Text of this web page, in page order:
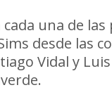
una de
desde las
Vidal y Luis